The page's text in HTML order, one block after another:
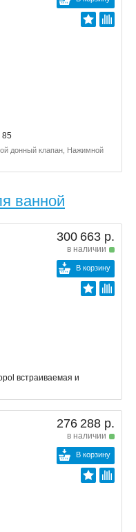
85
донный клапан, Нажимной
ванной
300 663 р.
в наличии
В корзину
встраиваемая и
276 288 р.
в наличии
В корзину